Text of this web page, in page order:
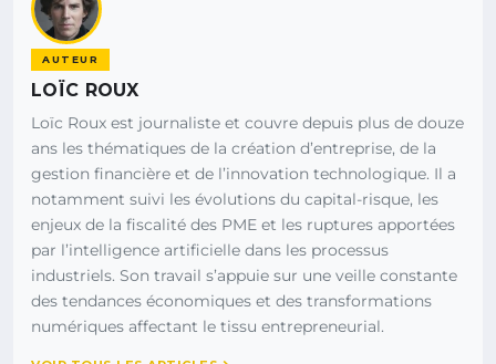
AUTEUR
LOÏC ROUX
Loïc Roux est journaliste et couvre depuis plus de douze
ans les thématiques de la création d’entreprise, de la
gestion financière et de l’innovation technologique. Il a
notamment suivi les évolutions du capital-risque, les
enjeux de la fiscalité des PME et les ruptures apportées
par l’intelligence artificielle dans les processus
industriels. Son travail s’appuie sur une veille constante
des tendances économiques et des transformations
numériques affectant le tissu entrepreneurial.